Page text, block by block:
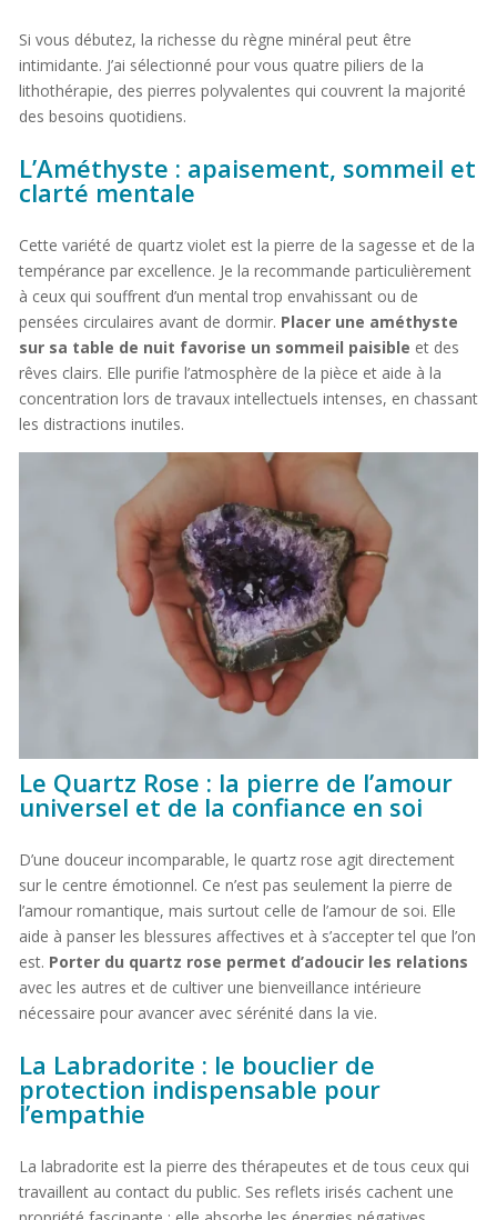
Si vous débutez, la richesse du règne minéral peut être
intimidante. J’ai sélectionné pour vous quatre piliers de la
lithothérapie, des pierres polyvalentes qui couvrent la majorité
des besoins quotidiens.
L’Améthyste : apaisement, sommeil et
clarté mentale
Cette variété de quartz violet est la pierre de la sagesse et de la
tempérance par excellence. Je la recommande particulièrement
à ceux qui souffrent d’un mental trop envahissant ou de
pensées circulaires avant de dormir. Placer une améthyste
sur sa table de nuit favorise un sommeil paisible et des
rêves clairs. Elle purifie l’atmosphère de la pièce et aide à la
concentration lors de travaux intellectuels intenses, en chassant
les distractions inutiles.
Le Quartz Rose : la pierre de l’amour
universel et de la confiance en soi
D’une douceur incomparable, le quartz rose agit directement
sur le centre émotionnel. Ce n’est pas seulement la pierre de
l’amour romantique, mais surtout celle de l’amour de soi. Elle
aide à panser les blessures affectives et à s’accepter tel que l’on
est. Porter du quartz rose permet d’adoucir les relations
avec les autres et de cultiver une bienveillance intérieure
nécessaire pour avancer avec sérénité dans la vie.
La Labradorite : le bouclier de
protection indispensable pour
l’empathie
La labradorite est la pierre des thérapeutes et de tous ceux qui
travaillent au contact du public. Ses reflets irisés cachent une